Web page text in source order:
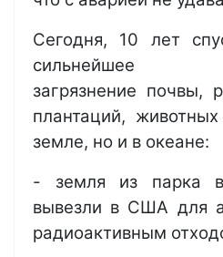
Сегодня, 10 лет
сильнейшее
загрязнение почвы,
плантаций,
земле, но и в океане:
- земля из парка
вывезли в США для
радиоактивным